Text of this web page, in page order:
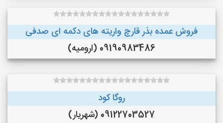
فروش عمده بذر قارچ واریته های دکمه ای صدفی
09190983486 (ارومیه)
روگا کود
09122703527 (شهریار)